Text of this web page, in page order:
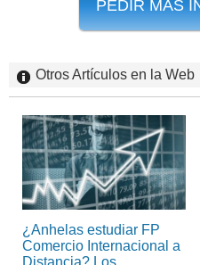
PEDIR MÁS
Otros Artículos en la Web
¿Anhelas estudiar FP
Comercio Internacional a
Distancia? Los